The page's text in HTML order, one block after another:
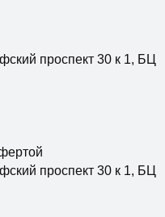
проспект 30 к 1, БЦ
проспект 30 к 1, БЦ